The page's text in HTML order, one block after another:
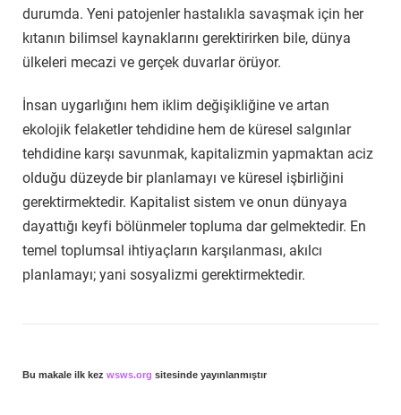
durumda. Yeni patojenler hastalıkla savaşmak için her
kıtanın bilimsel kaynaklarını gerektirirken bile, dünya
ülkeleri mecazi ve gerçek duvarlar örüyor.
İnsan uygarlığını hem iklim değişikliğine ve artan
ekolojik felaketler tehdidine hem de küresel salgınlar
tehdidine karşı savunmak, kapitalizmin yapmaktan aciz
olduğu düzeyde bir planlamayı ve küresel işbirliğini
gerektirmektedir. Kapitalist sistem ve onun dünyaya
dayattığı keyfi bölünmeler topluma dar gelmektedir. En
temel toplumsal ihtiyaçların karşılanması, akılcı
planlamayı; yani sosyalizmi gerektirmektedir.
Bu makale ilk kez wsws.org sitesinde yayınlanmıştır